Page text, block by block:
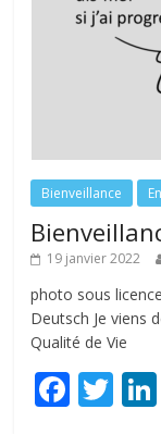
Bienveillance
19 janvier 2022
photo sous
Deutsch Je viens
Qualité de Vie
F T